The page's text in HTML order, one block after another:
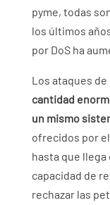
pyme, todas
los últimos
por DoS ha
Los ataques de
cantidad
un mismo
ofrecidos por
hasta que
capacidad de
rechazar las